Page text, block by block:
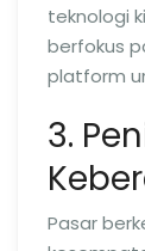
teknologi
berfokus
platform
3.
Pasar